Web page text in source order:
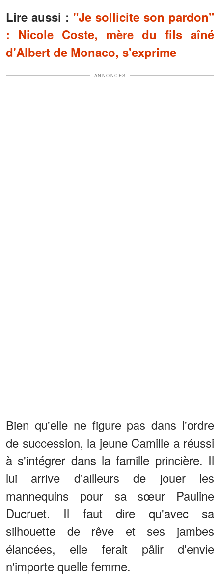
Lire aussi : "Je sollicite son pardon"
: Nicole Coste, mère du fils aîné
d'Albert de Monaco, s'exprime
ANNONCES
Bien qu'elle ne figure pas dans l'ordre
de succession, la jeune Camille a réussi
à s'intégrer dans la famille princière. Il
lui arrive d'ailleurs de jouer les
mannequins pour sa sœur Pauline
Ducruet. Il faut dire qu'avec sa
silhouette de rêve et ses jambes
élancées, elle ferait pâlir d'envie
n'importe quelle femme.